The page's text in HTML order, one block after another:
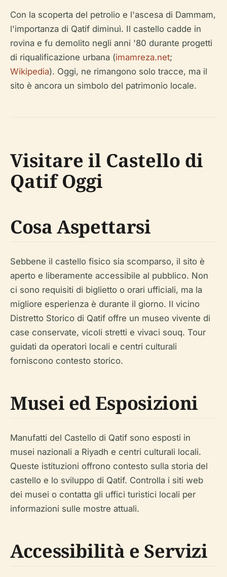
Con la scoperta del petrolio e l'ascesa di Dammam,
l'importanza di Qatif diminuì. Il castello cadde in
rovina e fu demolito negli anni '80 durante progetti
di riqualificazione urbana (imamreza.net;
Wikipedia). Oggi, ne rimangono solo tracce, ma il
sito è ancora un simbolo del patrimonio locale.
Visitare il Castello di
Qatif Oggi
Cosa Aspettarsi
Sebbene il castello fisico sia scomparso, il sito è
aperto e liberamente accessibile al pubblico. Non
ci sono requisiti di biglietto o orari ufficiali, ma la
migliore esperienza è durante il giorno. Il vicino
Distretto Storico di Qatif offre un museo vivente di
case conservate, vicoli stretti e vivaci souq. Tour
guidati da operatori locali e centri culturali
forniscono contesto storico.
Musei ed Esposizioni
Manufatti del Castello di Qatif sono esposti in
musei nazionali a Riyadh e centri culturali locali.
Queste istituzioni offrono contesto sulla storia del
castello e lo sviluppo di Qatif. Controlla i siti web
dei musei o contatta gli uffici turistici locali per
informazioni sulle mostre attuali.
Accessibilità e Servizi